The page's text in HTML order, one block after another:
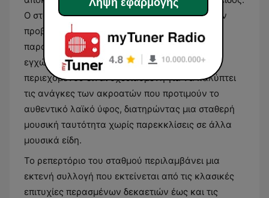
Ο σταθμός εκπέμπει ψηφιακά και εστιάζει στην
προβολή τραγουδιών που αναδεικνύουν τον
παραδοσιακό ήχο του μπουζουκιού και την
εγχώρια μουσική παραγωγή. Η ροή του
περιεχομένου είναι σχεδιασμένη για να καλύπτει
τις ανάγκες των ακροατών που προτιμούν το
αυθεντικό λαϊκό ύφος, διατηρώντας μια σταθερή
μουσική ταυτότητα χωρίς παρεκκλίσεις σε άλλα
μουσικά είδη.
Το ρεπερτόριο του σταθμού περιλαμβάνει μια
εκτενή συλλογή που εκτείνεται από τις κλασικές
επιτυχίες περασμένων δεκαετιών έως και τις
Λήψη εφαρμογής